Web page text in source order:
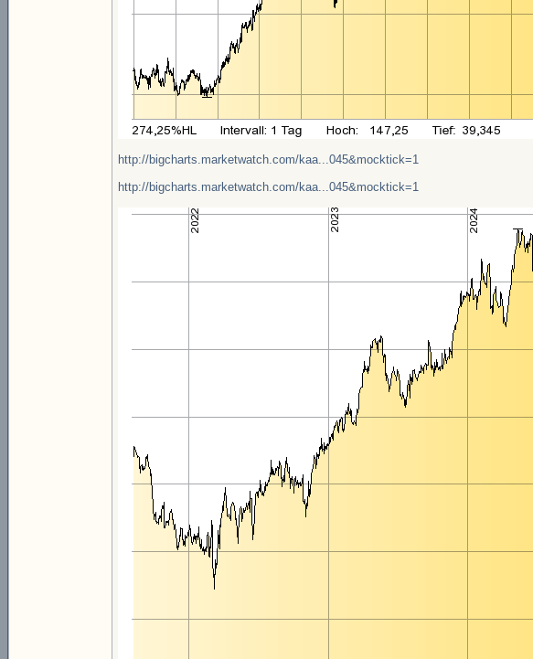
http://bigcharts.marketwatch.com/kaa...045&mocktick=1
http://bigcharts.marketwatch.com/kaa...045&mocktick=1